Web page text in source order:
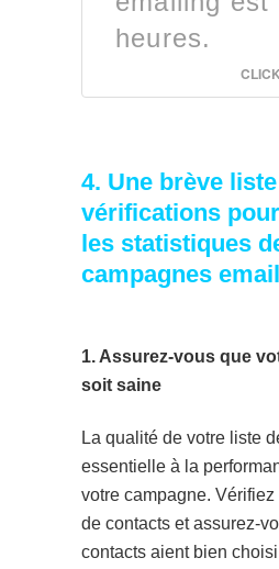
heures.
4. Une brève
vérifications
les statistiques
campagnes
1. Assurez-vous que
soit saine
La qualité de votre liste
essentielle à la
votre campagne.
de contacts et assurez-
contacts aient bien